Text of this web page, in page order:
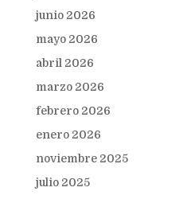
junio 2026
mayo 2026
abril 2026
marzo 2026
febrero 2026
enero 2026
noviembre 2025
julio 2025